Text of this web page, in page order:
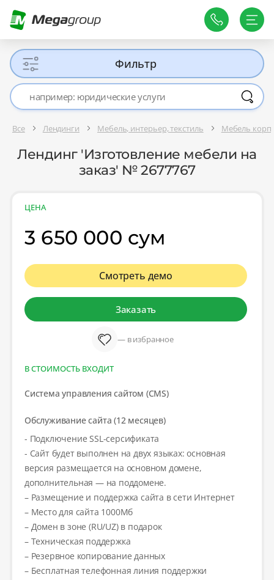
Фильтр
Все Лендинги Мебель, интерьер, текстиль Мебель
Лендинг 'Изготовление мебели на
заказ' № 2677767
ЦЕНА
3 650 000 сум
Смотреть демо
Заказать
— в избранное
В СТОИМОСТЬ ВХОДИТ
Система управления сайтом (CMS)
Обслуживание сайта (12 месяцев)
- Подключение SSL-серсификата
- Сайт будет выполнен на двух языках: основная
версия размещается на основном домене,
дополнительная — на поддомене.
– Размещение и поддержка сайта в сети Интернет
– Место для сайта 1000Мб
– Домен в зоне (RU/UZ) в подарок
– Техническая поддержка
– Резервное копирование данных
– Бесплатная телефонная линия поддержки